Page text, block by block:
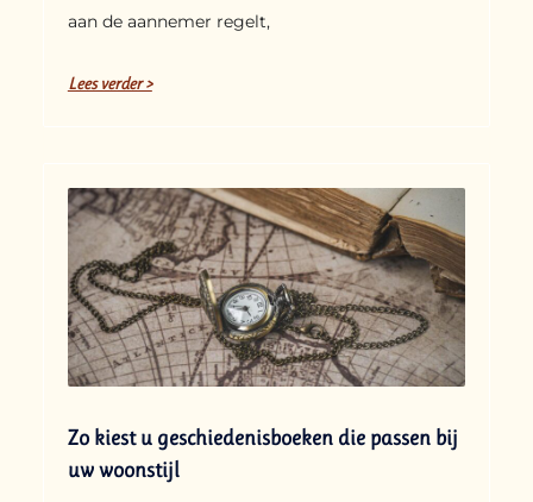
aan de aannemer regelt,
Lees verder >
Zo kiest u geschiedenisboeken die passen bij
uw woonstijl